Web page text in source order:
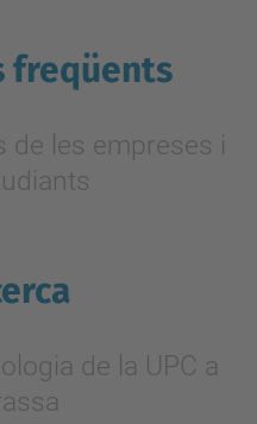
freqüents
de les empreses i
de la UPC a